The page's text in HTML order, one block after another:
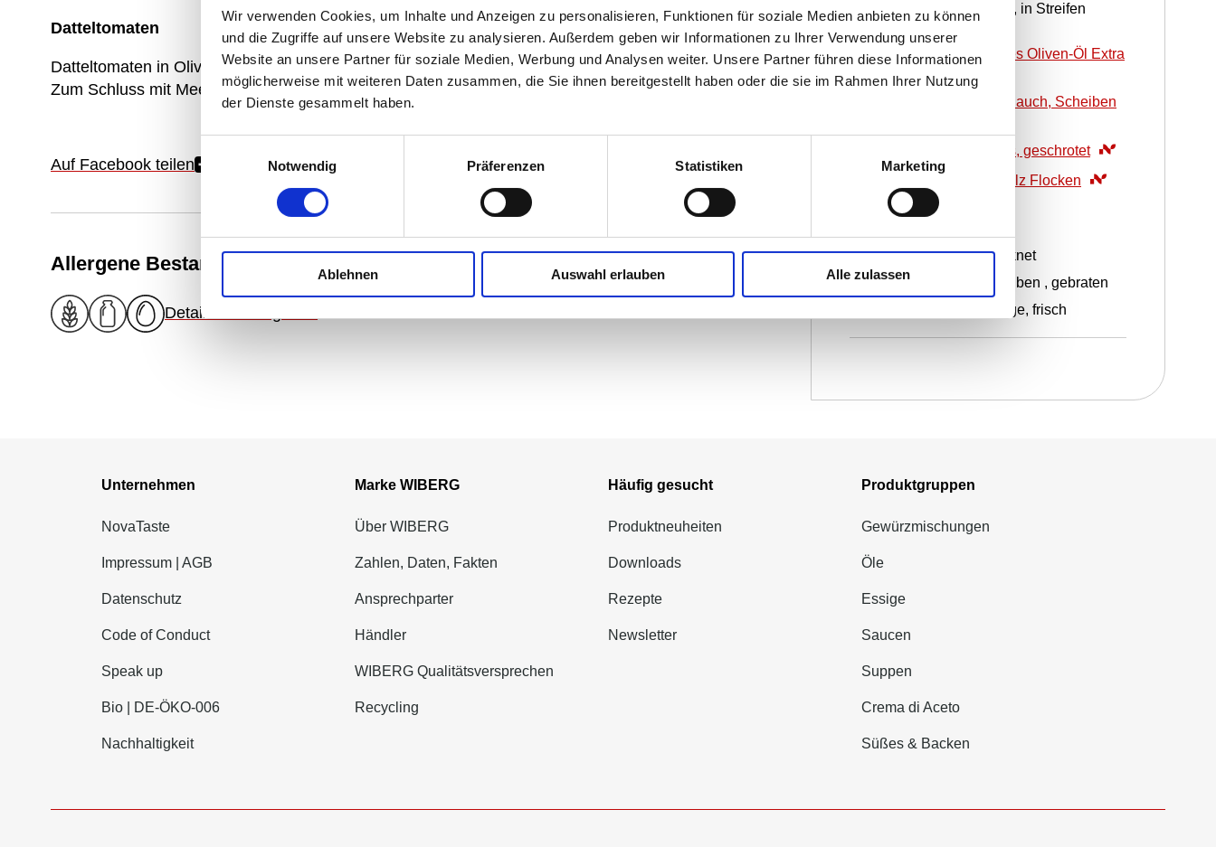
Wir verwenden Cookies, um Inhalte und Anzeigen zu personalisieren, Funktionen für soziale Medien anbieten zu können
und die Zugriffe auf unsere Website zu analysieren. Außerdem geben wir Informationen zu Ihrer Verwendung unserer
Website an unsere Partner für soziale Medien, Werbung und Analysen weiter. Unsere Partner führen diese Informationen
möglicherweise mit weiteren Daten zusammen, die Sie ihnen bereitgestellt haben oder die sie im Rahmen Ihrer Nutzung
der Dienste gesammelt haben.
Notwendig
Präferenzen Statistiken Marketing
Ablehnen Auswahl erlauben Alle zulassen
15
g
Basilikum , frisch, in Streifen
40 ml WIBERG Natives Oliven-Öl Extra
Andalusien
WIBERG Knoblauch, Scheiben
WIBERG Chilis, geschrotet
WIBERG Meersalz Flocken
Garnitur
100 g Ricotta , getrocknet
10 ST
Auberginescheiben , gebraten
Origanumzweige, frisch
Datteltomaten
Datteltomaten in Oliven-Öl mit Knoblauch Scheiben, Chillies geschrotet und Basilikum sautieren.
Zum Schluss mit Meersalz abschmecken.
Auf Facebook teilen
Allergene Bestandteile
Details zu Allergenen
Unternehmen
NovaTaste
Impressum | AGB
Datenschutz
Code of Conduct
Speak up
Bio | DE-ÖKO-006
Nachhaltigkeit
Marke WIBERG
Über WIBERG
Zahlen, Daten, Fakten
Ansprechparter
Händler
WIBERG Qualitätsversprechen
Recycling
Häufig gesucht
Produktneuheiten
Downloads
Rezepte
Newsletter
Produktgruppen
Gewürzmischungen
Öle
Essige
Saucen
Suppen
Crema di Aceto
Süßes & Backen